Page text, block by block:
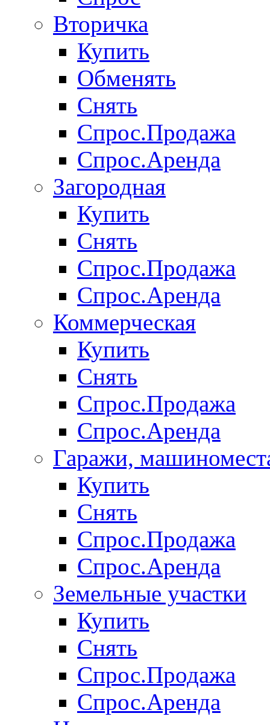
Вторичка
Купить
Обменять
Снять
Спрос.Продажа
Спрос.Аренда
Загородная
Купить
Снять
Спрос.Продажа
Спрос.Аренда
Коммерческая
Купить
Снять
Спрос.Продажа
Спрос.Аренда
Гаражи,
Купить
Снять
Спрос.Продажа
Спрос.Аренда
Земельные участки
Купить
Снять
Спрос.Продажа
Спрос.Аренда